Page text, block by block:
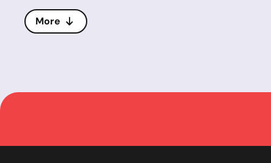
NordFX provides access to MetaTrader 4 (MT4) and
platforms are celebrated for their near-ideal solutions
MT4 is renowned for its extensive technical analysis
and broader access to financial markets.
Both platforms enable efficient and reliable order
They also provide direct access to the
More